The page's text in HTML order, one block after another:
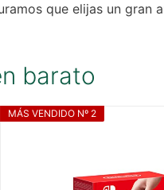
que elijas un
barato
MÁS VENDIDO Nº 2